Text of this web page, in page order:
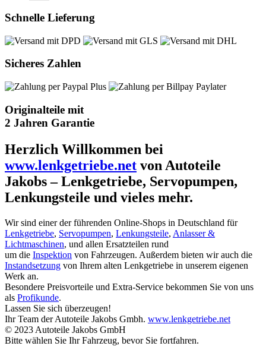
Schnelle Lieferung
Sicheres Zahlen
Originalteile mit
2 Jahren Garantie
Herzlich Willkommen bei
www.lenkgetriebe.net von Autoteile
Jakobs – Lenkgetriebe, Servopumpen,
Lenkungsteile und vieles mehr.
Wir sind einer der führenden Online-Shops in Deutschland für
Lenkgetriebe, Servopumpen, Lenkungsteile, Anlasser &
Lichtmaschinen, und allen Ersatzteilen rund
um die Inspektion von Fahrzeugen. Außerdem bieten wir auch die
Instandsetzung von Ihrem alten Lenkgetriebe in unserem eigenen
Werk an.
Besondere Preisvorteile und Extra-Service bekommen Sie von uns
als Profikunde.
Lassen Sie sich überzeugen!
Ihr Team der Autoteile Jakobs Gmbh. www.lenkgetriebe.net
© 2023 Autoteile Jakobs GmbH
Bitte wählen Sie Ihr Fahrzeug, bevor Sie fortfahren.